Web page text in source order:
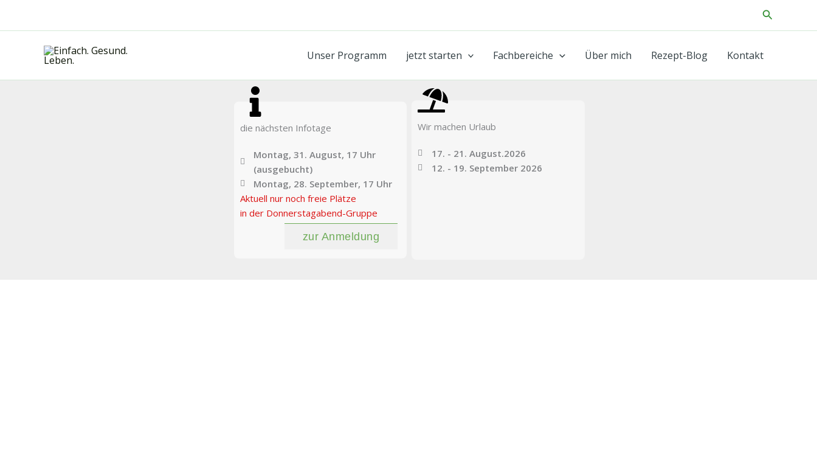
Suchen
Unser Programm jetzt starten Fachbereiche Über mich Rezept-Blog Kontakt
die nächsten Infotage
Montag, 31. August, 17 Uhr
(ausgebucht)
Montag, 28. September, 17 Uhr
Aktuell nur noch freie Plätze
in der Donnerstagabend-Gruppe
zur Anmeldung
Wir machen Urlaub
17. - 21. August.2026
12. - 19. September 2026